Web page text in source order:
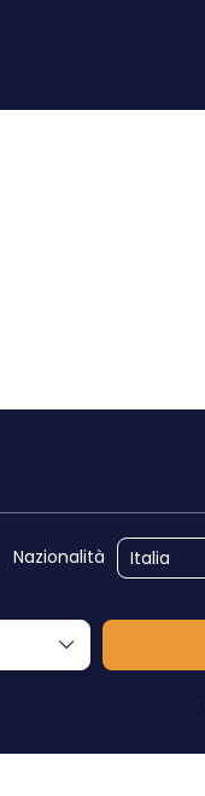
Nazionalità